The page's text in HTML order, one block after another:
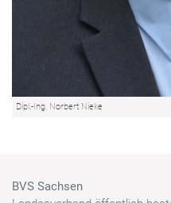
Dipl.-Ing. Norbert Nieke
BVS Sachsen